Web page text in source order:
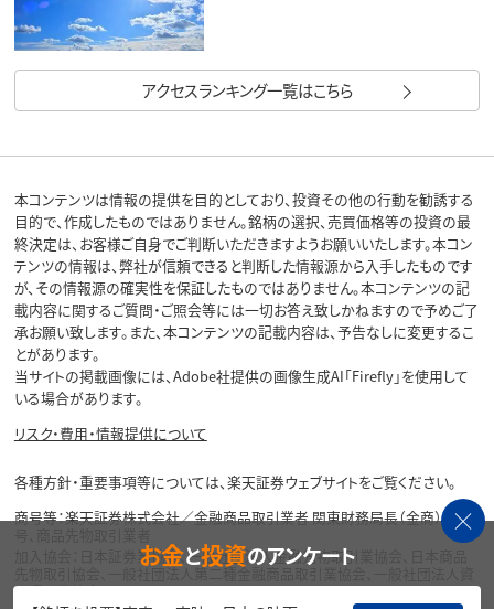
アクセスランキング一覧はこちら
本コンテンツは情報の提供を目的としており、投資その他の行動を勧誘する
目的で、作成したものではありません。銘柄の選択、売買価格等の投資の最
終決定は、お客様ご自身でご判断いただきますようお願いいたします。本コン
テンツの情報は、弊社が信頼できると判断した情報源から入手したものです
が、その情報源の確実性を保証したものではありません。本コンテンツの記
載内容に関するご質問・ご照会等には一切お答え致しかねますので予めご了
承お願い致します。また、本コンテンツの記載内容は、予告なしに変更するこ
とがあります。
当サイトの掲載画像には、Adobe社提供の画像生成AI「Firefly」を使用して
いる場合があります。
リスク・費用・情報提供について
各種方針・重要事項等については、楽天証券ウェブサイトをご覧ください。
商号等：楽天証券株式会社／金融商品取引業者 関東財務局長（金商）第195
加入協会：日本証券業協会、一般社団法人金融先物取引業協会、日本商品
先物取引協会、一般社団法人第二種金融商品取引業協会、一般社団法人資
産運用業協会
お金と投資のアンケート